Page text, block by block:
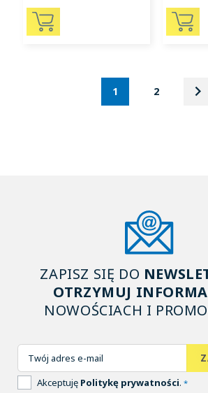
1 2 keyboard_arrow_right
ZAPISZ SIĘ DO
OTRZYMUJ
NOWOŚCIACH I
Akceptuję Politykę prywatności. *